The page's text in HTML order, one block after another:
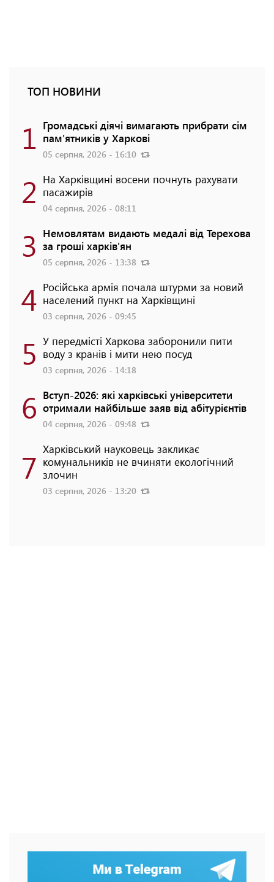
ТОП НОВИНИ
1 Громадські діячі вимагають прибрати сім
пам'ятників у Харкові
05 серпня, 2026 - 16:10
2 На Харківщині восени почнуть рахувати
пасажирів
04 серпня, 2026 - 08:11
3 Немовлятам видають медалі від Терехова
за гроші харків'ян
05 серпня, 2026 - 13:38
4 Російська армія почала штурми за новий
населений пункт на Харківщині
03 серпня, 2026 - 09:45
5 У передмісті Харкова заборонили пити
воду з кранів і мити нею посуд
03 серпня, 2026 - 14:18
6 Вступ-2026: які харківські університети
отримали найбільше заяв від абітурієнтів
04 серпня, 2026 - 09:48
7 Харківський науковець закликає
комунальників не вчиняти екологічний
злочин
03 серпня, 2026 - 13:20